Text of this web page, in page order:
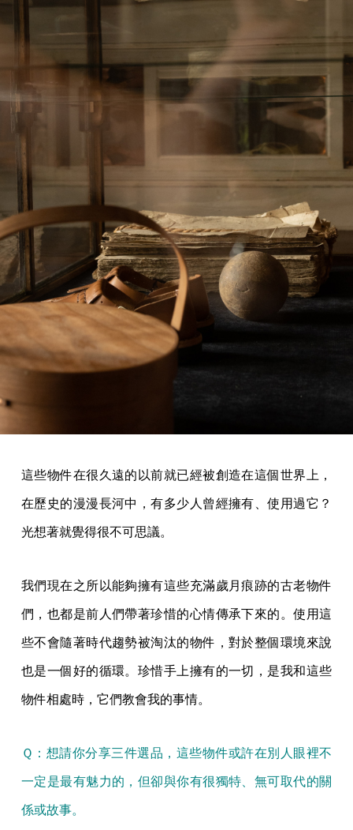
這些物件在很久遠的以前就已經被創造在這個世界上，
在歷史的漫漫長河中，有多少人曾經擁有、使用過它？
光想著就覺得很不可思議。
我們現在之所以能夠擁有這些充滿歲月痕跡的古老物件
們，也都是前人們帶著珍惜的心情傳承下來的。使用這
些不會隨著時代趨勢被淘汰的物件，對於整個環境來說
也是一個好的循環。珍惜手上擁有的一切，是我和這些
物件相處時，它們教會我的事情。
Ｑ：想請你分享三件選品，這些物件或許在別人眼裡不
一定是最有魅力的，但卻與你有很獨特、無可取代的關
係或故事。